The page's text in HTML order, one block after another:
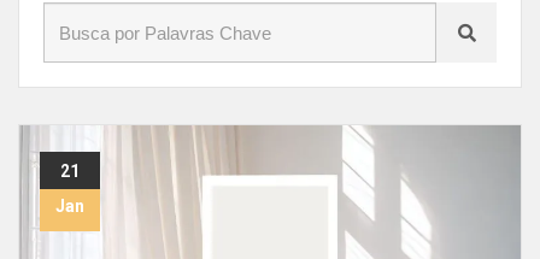
21
Jan